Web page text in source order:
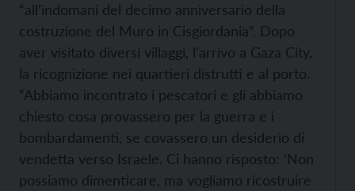
“all’indomani del decimo anniversario della
costruzione del Muro in Cisgiordania”. Dopo
aver visitato diversi villaggi, l'arrivo a Gaza City,
la ricognizione nei quartieri distrutti e al porto.
“Abbiamo incontrato i pescatori e gli abbiamo
chiesto cosa provassero per la guerra e i
bombardamenti, se covassero un desiderio di
vendetta verso Israele. Ci hanno risposto: ‘Non
possiamo dimenticare, ma vogliamo ricostruire